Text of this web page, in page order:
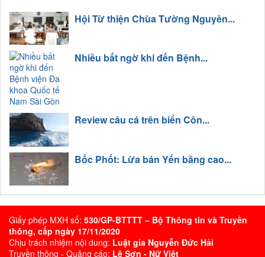
Hội Từ thiện Chùa Tường Nguyên...
Nhiều bất ngờ khi đến Bệnh...
Review câu cá trên biển Côn...
Bốc Phốt: Lừa bán Yến bằng cao...
Giấy phép MXH số: 530/GP-BTTTT – Bộ Thông tin và Truyền
thông, cấp ngày 17/11/2020
Chịu trách nhiệm nội dung: Luật gia Nguyễn Đức Hải
Truyền thông - Quảng cáo: Lê Sơn - Nữ Việt